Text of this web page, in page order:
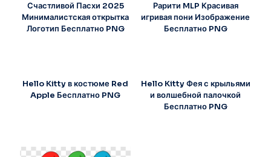
Счастливой Пасхи 2025
Минималистская открытка
Логотип Бесплатно PNG
Рарити MLP Красивая
игривая пони Изображение
Бесплатно PNG
Hello Kitty в костюме Red
Apple Бесплатно PNG
Hello Kitty Фея с крыльями
и волшебной палочкой
Бесплатно PNG